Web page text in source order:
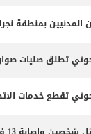
تطلق صليات
تقطع خدمات